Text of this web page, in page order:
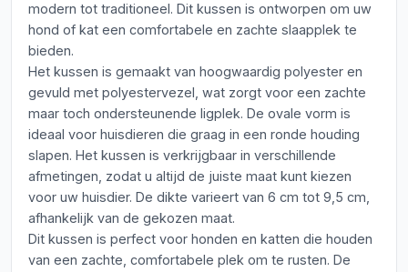
modern tot traditioneel. Dit kussen is ontworpen om uw
hond of kat een comfortabele en zachte slaapplek te
bieden.
Het kussen is gemaakt van hoogwaardig polyester en
gevuld met polyestervezel, wat zorgt voor een zachte
maar toch ondersteunende ligplek. De ovale vorm is
ideaal voor huisdieren die graag in een ronde houding
slapen. Het kussen is verkrijgbaar in verschillende
afmetingen, zodat u altijd de juiste maat kunt kiezen
voor uw huisdier. De dikte varieert van 6 cm tot 9,5 cm,
afhankelijk van de gekozen maat.
Dit kussen is perfect voor honden en katten die houden
van een zachte, comfortabele plek om te rusten. De